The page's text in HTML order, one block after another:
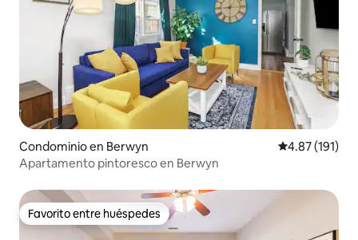
Condominio en Berwyn Calificación
4.87 (191)
Apartamento pintoresco en Berwyn
Favorito entre huéspedes
Favorito entre huéspedes